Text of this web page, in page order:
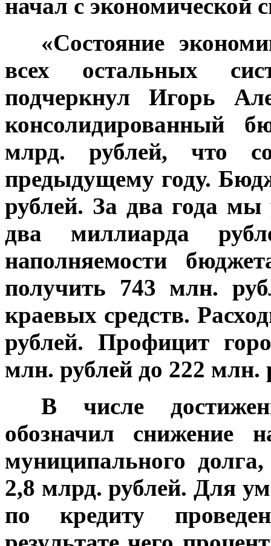
начал с экономической
«Состояние
всех остальных
подчеркнул Игорь
консолидированный
млрд. рублей, что
предыдущему году.
рублей. За два года
два миллиарда
наполняемости
получить 743 млн.
краевых средств.
рублей. Профицит
млн. рублей до 222 млн.
В числе
обозначил снижение
муниципального
2,8 млрд. рублей. Для
по кредиту